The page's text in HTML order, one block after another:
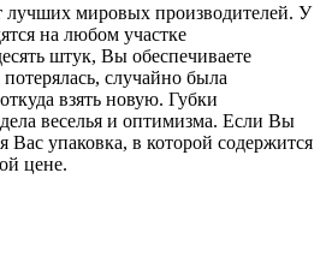
лучших мировых производителей. У
на любом участке
штук, Вы обеспечиваете
случайно была
взять новую. Губки
веселья и оптимизма. Если Вы
Вас упаковка, в которой содержится
цене.